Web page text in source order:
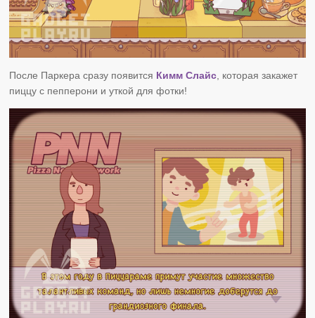
После Паркера сразу появится Кимм Слайс , которая закажет
пиццу с пепперони и уткой для фотки!